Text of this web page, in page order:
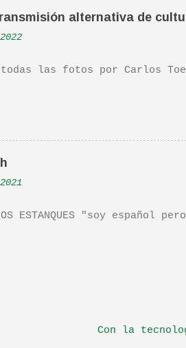
una escena de la peli Dan y
Banda sonora, interpretada
de este tema de
alternativa de
las fotos por Carlos Toe
ESTANQUES "soy español
Con la